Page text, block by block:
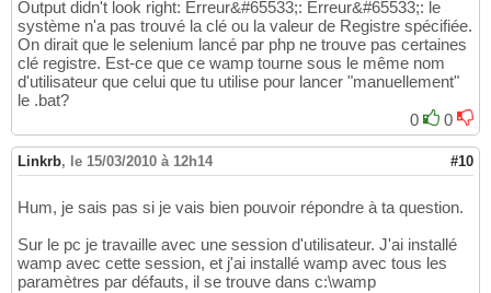
30
31
32
at
at
09:54:40.966 INFO - Shutting down...
Output didn't look right: Erreur&#65533;: Erreur&#65533;: le
système n'a pas trouvé la clé ou la valeur de Registre spécifiée.
On dirait que le selenium lancé par php ne trouve pas certaines
clé registre. Est-ce que ce wamp tourne sous le même nom
d'utilisateur que celui que tu utilise pour lancer "manuellement"
le .bat?
0
0
Linkrb, le 15/03/2010 à 12h14 #10
Hum, je sais pas si je vais bien pouvoir répondre à ta question.
Sur le pc je travaille avec une session d'utilisateur. J'ai installé
wamp avec cette session, et j'ai installé wamp avec tous les
paramètres par défauts, il se trouve dans c:\wamp